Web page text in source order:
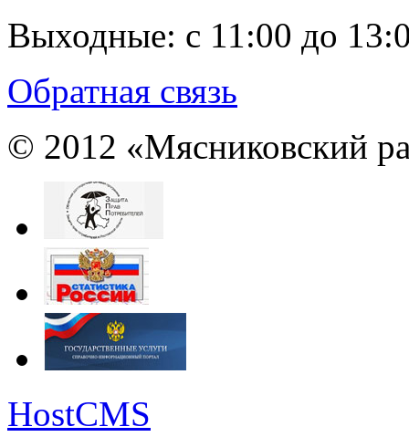
Выходные: с 11:00 до
Обратная связь
© 2012 «Мясниковский
HostCMS